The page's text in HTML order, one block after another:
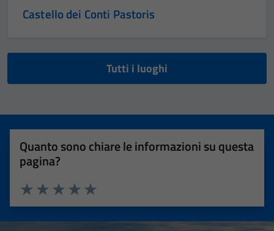
Castello dei Conti Pastoris
Tutti i luoghi
Quanto sono chiare le informazioni su questa
pagina?
Valuta 5 stelle su 5
Valuta 4 stelle su 5
Valuta 3 stelle su 5
Valuta 2 stelle su 5
Valuta 1 stelle su 5